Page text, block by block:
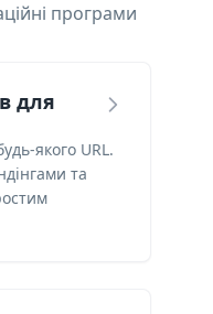
програми
для
якого URL.
та